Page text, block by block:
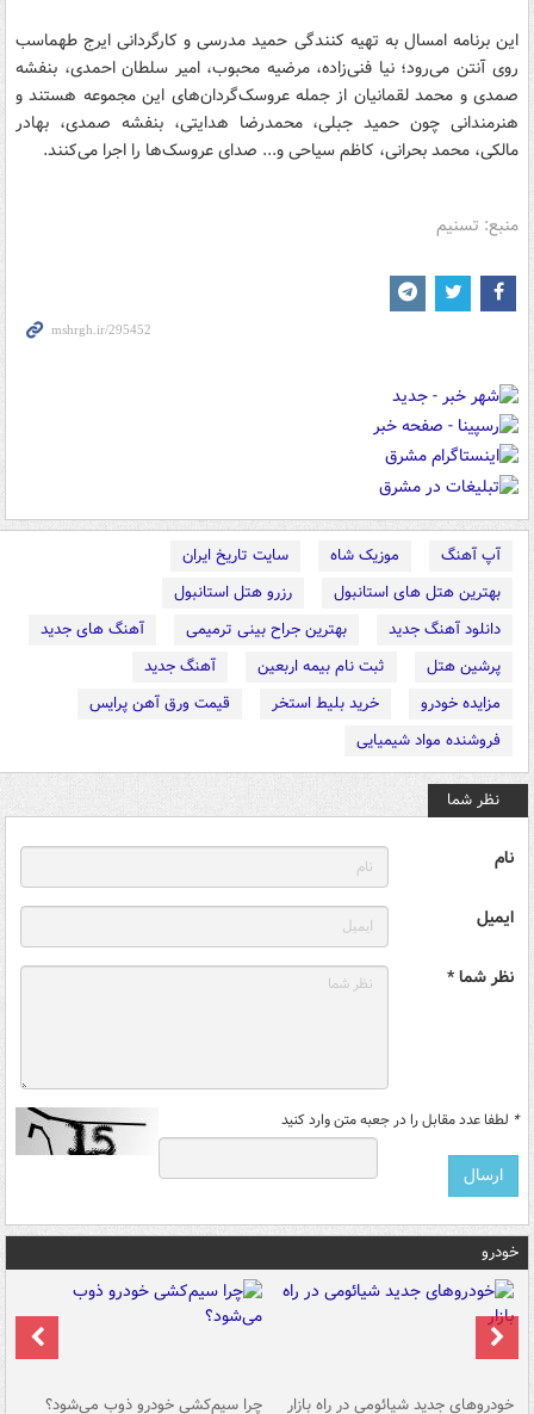
این برنامه امسال به تهیه کنندگی حمید مدرسی و کارگردانی ایرج طهماسب
روی آنتن می‌رود؛ نیا فنی‌زاده، مرضیه محبوب، امیر سلطان احمدی، بنفشه
صمدی و محمد لقمانیان از جمله عروسک‌گردان‌های این مجموعه هستند و
هنرمندانی چون حمید جبلی، محمدرضا هدایتی، بنفشه صمدی، بهادر
مالکی، محمد بحرانی، کاظم سیاحی و... صدای عروسک‌ها را اجرا می‌کنند.
منبع: تسنیم
آپ آهنگ موزیک شاه
سایت تاریخ ایران
بهترین هتل های استانبول
رزرو هتل استانبول
دانلود آهنگ جدید
بهترین جراح بینی ترمیمی
آهنگ های جدید
پرشین هتل
ثبت نام بیمه اربعین
آهنگ جدید
مزایده خودرو
خرید بلیط استخر
قیمت ورق آهن پرایس
فروشنده مواد شیمیایی
نظر شما
نام
ایمیل
نظر شما *
* لطفا عدد مقابل را در جعبه متن وارد کنید
خودرو
خودروهای جدید شیائومی در راه بازار چرا سیم‌کشی خودرو ذوب می‌شود؟